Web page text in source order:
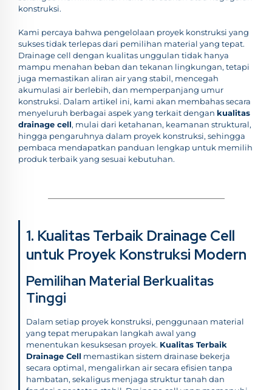
konstruksi.
Kami percaya bahwa pengelolaan proyek konstruksi yang
sukses tidak terlepas dari pemilihan material yang tepat.
Drainage cell dengan kualitas unggulan tidak hanya
mampu menahan beban dan tekanan lingkungan, tetapi
juga memastikan aliran air yang stabil, mencegah
akumulasi air berlebih, dan memperpanjang umur
konstruksi. Dalam artikel ini, kami akan membahas secara
menyeluruh berbagai aspek yang terkait dengan kualitas
drainage cell, mulai dari ketahanan, keamanan struktural,
hingga pengaruhnya dalam proyek konstruksi, sehingga
pembaca mendapatkan panduan lengkap untuk memilih
produk terbaik yang sesuai kebutuhan.
1. Kualitas Terbaik Drainage Cell
untuk Proyek Konstruksi Modern
Pemilihan Material Berkualitas
Tinggi
Dalam setiap proyek konstruksi, penggunaan material
yang tepat merupakan langkah awal yang
menentukan kesuksesan proyek. Kualitas Terbaik
Drainage Cell memastikan sistem drainase bekerja
secara optimal, mengalirkan air secara efisien tanpa
hambatan, sekaligus menjaga struktur tanah dan